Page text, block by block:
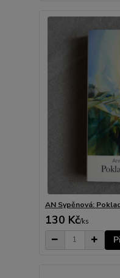
AN Sypěnová:
130 Kč/ks